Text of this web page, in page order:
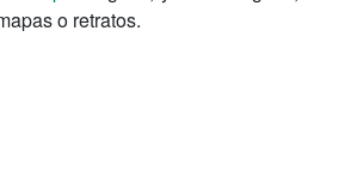
o retratos.